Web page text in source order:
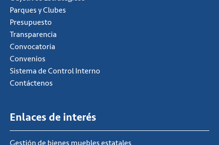
Parques y Clubes
Presupuesto
Transparencia
Convocatoria
Convenios
Sistema de Control Interno
Contáctenos
Enlaces de interés